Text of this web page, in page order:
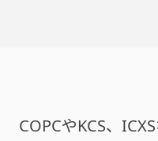
COPCやKCS、